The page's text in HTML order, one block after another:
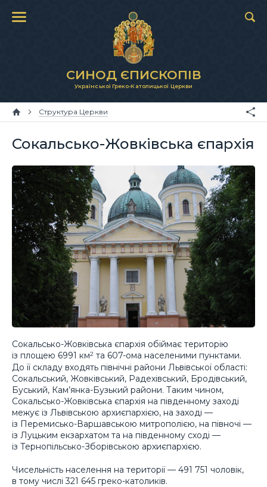
СИНОД ЄПИСКОПІВ
Української Греко-Католицької Церкви
Структура Церкви
Сокальсько-Жовківська єпархія
Сокальсько-Жовківська єпархія обіймає територію
із площею 6991 км2 та 607-ома населеними пунктами.
До її складу входять північні райони Львівської області:
Сокальський, Жовківський, Радехівський, Бродівський,
Буський, Кам’янка-Бузький райони. Таким чином,
Сокальсько-Жовківська єпархія на південному заході
межує із Львівською архиєпархією, на заході —
із Перемисько-Варшавською митрополією, на півночі —
із Луцьким екзархатом та на південному сході —
із Тернопільсько-Зборівською архиєпархією.
Чисельність населення на території — 491 751 чоловік,
в тому числі 321 645 греко-католиків.